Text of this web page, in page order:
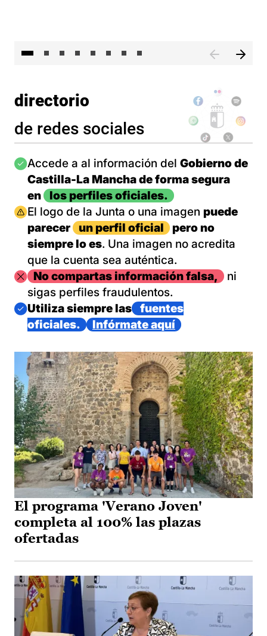
directorio
de redes sociales
Imagen
Accede a al información del Gobierno de
Castilla-La Mancha de forma segura
en
los perfiles oficiales.
Imagen
El logo de la Junta o una imagen puede
parecer
un perfil oficial
pero no
siempre lo es. Una imagen no acredita
que la cuenta sea auténtica.
ImagenNo compartas información falsa,
ni
sigas perfiles fraudulentos.
Imagen
Utiliza siempre las
fuentes
oficiales.
Infórmate aquí
El programa 'Verano Joven'
completa al 100% las plazas
ofertadas